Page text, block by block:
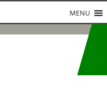
MENU